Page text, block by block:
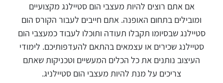
אם אתם רוצים להיות מעצבי הום סטיילנג מקצועיים
ומובילים בתחום האופנה. אתם חייבים לעבור הקורס הום
סטיילנג שבסיומו תקבלו תעודה ותוכלו לעבוד כמעצבי הום
סטיילנג שכירים או עצמאים בהתאם להעדפותיכם. לימודי
העיצוב נותנים את כל הכלים המעשיים וטכניקות שאתם
צריכים על מנת להיות מעצבי הום סטיילניג.